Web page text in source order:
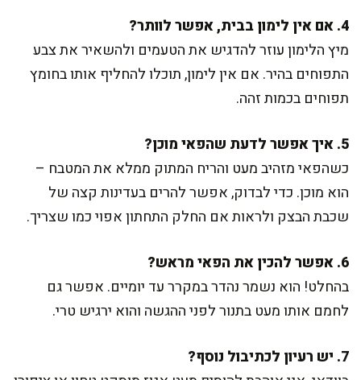
4. אם אין לימון בבית, אפשר לוותר?
מיץ הלימון עוזר להדגיש את הטעמים ולהשאיר את צבע
התפוחים בהיר. אם אין לימון, תוכלו להחליף אותו בחומץ
תפוחים בכמות זהה.
5. איך אפשר לדעת שהפאי מוכן?
כשהפאי מזהיב מעט והריח המתוק ממלא את המטבח –
הוא מוכן. כדי לבדוק, אפשר להרים בעדינות קצה של
שכבת הבצק ולראות אם החלק התחתון אפוי כמו שצריך.
6. אפשר להכין את הפאי מראש?
בהחלט! הוא נשמר נהדר במקרר עד יומיים. אפשר גם
לחמם אותו מעט בתנור לפני ההגשה והוא ירגיש טרי.
7. יש רעיון לכתיבול נוסף?